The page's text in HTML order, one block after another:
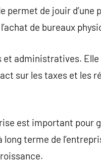
permet de jouir d’une
de bureaux
et administratives.
sur les taxes et les
est important pour
terme de